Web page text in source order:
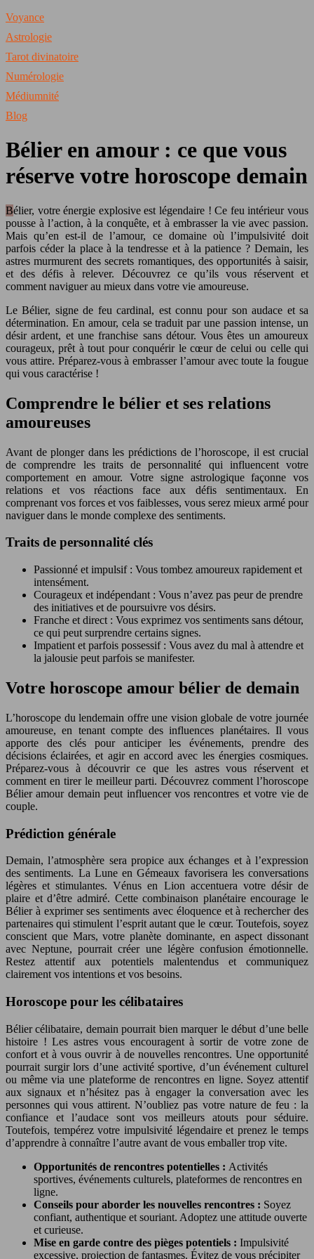
Voyance
Astrologie
Tarot divinatoire
Numérologie
Médiumnité
Blog
Bélier en amour : ce que vous
réserve votre horoscope demain
Bélier, votre énergie explosive est légendaire ! Ce feu intérieur vous
pousse à l’action, à la conquête, et à embrasser la vie avec passion.
Mais qu’en est-il de l’amour, ce domaine où l’impulsivité doit
parfois céder la place à la tendresse et à la patience ? Demain, les
astres murmurent des secrets romantiques, des opportunités à saisir,
et des défis à relever. Découvrez ce qu’ils vous réservent et
comment naviguer au mieux dans votre vie amoureuse.
Le Bélier, signe de feu cardinal, est connu pour son audace et sa
détermination. En amour, cela se traduit par une passion intense, un
désir ardent, et une franchise sans détour. Vous êtes un amoureux
courageux, prêt à tout pour conquérir le cœur de celui ou celle qui
vous attire. Préparez-vous à embrasser l’amour avec toute la fougue
qui vous caractérise !
Comprendre le bélier et ses relations
amoureuses
Avant de plonger dans les prédictions de l’horoscope, il est crucial
de comprendre les traits de personnalité qui influencent votre
comportement en amour. Votre signe astrologique façonne vos
relations et vos réactions face aux défis sentimentaux. En
comprenant vos forces et vos faiblesses, vous serez mieux armé pour
naviguer dans le monde complexe des sentiments.
Traits de personnalité clés
Passionné et impulsif : Vous tombez amoureux rapidement et
intensément.
Courageux et indépendant : Vous n’avez pas peur de prendre
des initiatives et de poursuivre vos désirs.
Franche et direct : Vous exprimez vos sentiments sans détour,
ce qui peut surprendre certains signes.
Impatient et parfois possessif : Vous avez du mal à attendre et
la jalousie peut parfois se manifester.
Votre horoscope amour bélier de demain
L’horoscope du lendemain offre une vision globale de votre journée
amoureuse, en tenant compte des influences planétaires. Il vous
apporte des clés pour anticiper les événements, prendre des
décisions éclairées, et agir en accord avec les énergies cosmiques.
Préparez-vous à découvrir ce que les astres vous réservent et
comment en tirer le meilleur parti. Découvrez comment l’horoscope
Bélier amour demain peut influencer vos rencontres et votre vie de
couple.
Prédiction générale
Demain, l’atmosphère sera propice aux échanges et à l’expression
des sentiments. La Lune en Gémeaux favorisera les conversations
légères et stimulantes. Vénus en Lion accentuera votre désir de
plaire et d’être admiré. Cette combinaison planétaire encourage le
Bélier à exprimer ses sentiments avec éloquence et à rechercher des
partenaires qui stimulent l’esprit autant que le cœur. Toutefois, soyez
conscient que Mars, votre planète dominante, en aspect dissonant
avec Neptune, pourrait créer une légère confusion émotionnelle.
Restez attentif aux potentiels malentendus et communiquez
clairement vos intentions et vos besoins.
Horoscope pour les célibataires
Bélier célibataire, demain pourrait bien marquer le début d’une belle
histoire ! Les astres vous encouragent à sortir de votre zone de
confort et à vous ouvrir à de nouvelles rencontres. Une opportunité
pourrait surgir lors d’une activité sportive, d’un événement culturel
ou même via une plateforme de rencontres en ligne. Soyez attentif
aux signaux et n’hésitez pas à engager la conversation avec les
personnes qui vous attirent. N’oubliez pas votre nature de feu : la
confiance et l’audace sont vos meilleurs atouts pour séduire.
Toutefois, tempérez votre impulsivité légendaire et prenez le temps
d’apprendre à connaître l’autre avant de vous emballer trop vite.
Opportunités de rencontres potentielles : Activités
sportives, événements culturels, plateformes de rencontres en
ligne.
Conseils pour aborder les nouvelles rencontres : Soyez
confiant, authentique et souriant. Adoptez une attitude ouverte
et curieuse.
Mise en garde contre des pièges potentiels : Impulsivité
excessive, projection de fantasmes. Évitez de vous précipiter